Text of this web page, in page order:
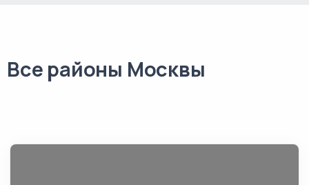
Все районы Москвы